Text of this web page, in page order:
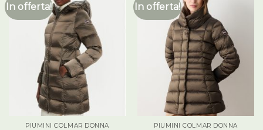
In offerta!
PIUMINI COLMAR DONNA
In offerta!
PIUMINI COLMAR DONNA